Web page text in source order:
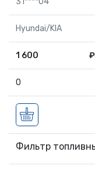
Hyundai/KIA
1 600 ₽
0
Фильтр